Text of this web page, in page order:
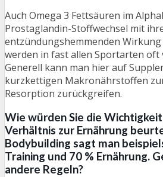
Auch Omega 3 Fettsäuren im
Prostaglandin-Stoffwechsel mit
entzündungshemmenden Wirkung
werden in fast allen Sportarten oft
Generell kann man hier auf
kurzkettigen Makronährstoffen
Resorption zurückgreifen.
Wie würden Sie die
Verhältnis zur Ernährung
Bodybuilding sagt man
Training und 70 % Ernährung.
andere Regeln?